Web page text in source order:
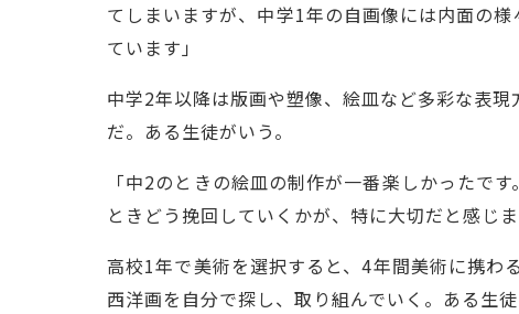
てしまいますが、中学1年の自画像には内面の
ています」
中学2年以降は版画や塑像、絵皿など多彩な表
だ。ある生徒がいう。
「中2のときの絵皿の制作が一番楽しかったで
ときどう挽回していくかが、特に大切だと感じま
高校1年で美術を選択すると、4年間美術に携わ
西洋画を自分で探し、取り組んでいく。ある生